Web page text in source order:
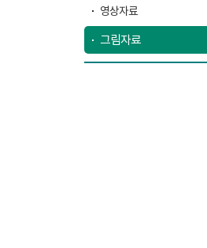
영상자료
그림자료